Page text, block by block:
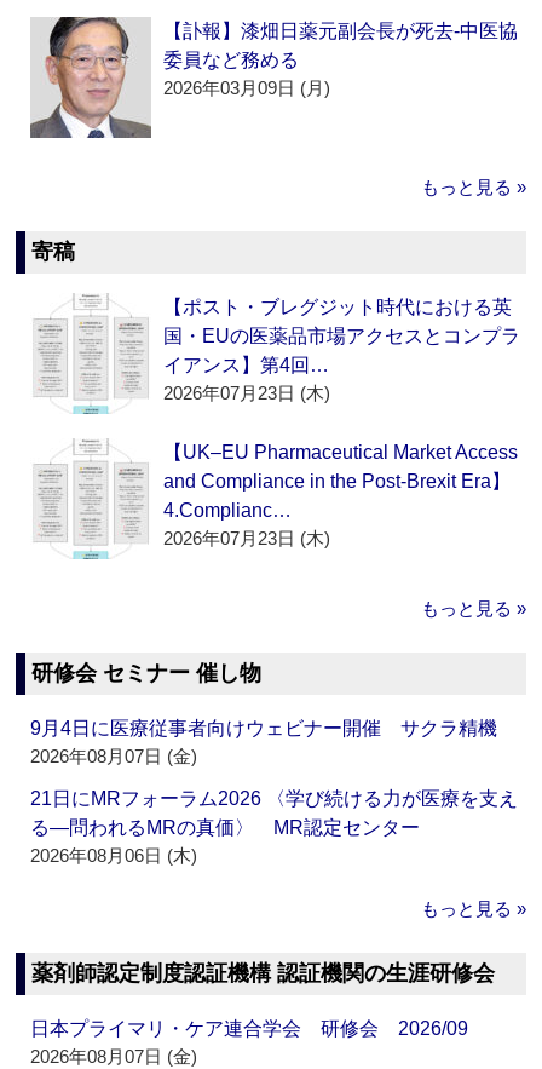
【訃報】漆畑日薬元副会長が死去‐中医協
委員など務める
2026年03月09日 (月)
もっと見る »
寄稿
【ポスト・ブレグジット時代における英
国・EUの医薬品市場アクセスとコンプラ
イアンス】第4回…
2026年07月23日 (木)
【UK–EU Pharmaceutical Market Access
and Compliance in the Post-Brexit Era】
4.Complianc…
2026年07月23日 (木)
もっと見る »
研修会 セミナー 催し物
9月4日に医療従事者向けウェビナー開催 サクラ精機
2026年08月07日 (金)
21日にMRフォーラム2026 〈学び続ける力が医療を支え
る―問われるMRの真価〉 MR認定センター
2026年08月06日 (木)
もっと見る »
薬剤師認定制度認証機構 認証機関の生涯研修会
日本プライマリ・ケア連合学会 研修会 2026/09
2026年08月07日 (金)